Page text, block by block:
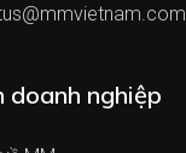
doanh nghiệp